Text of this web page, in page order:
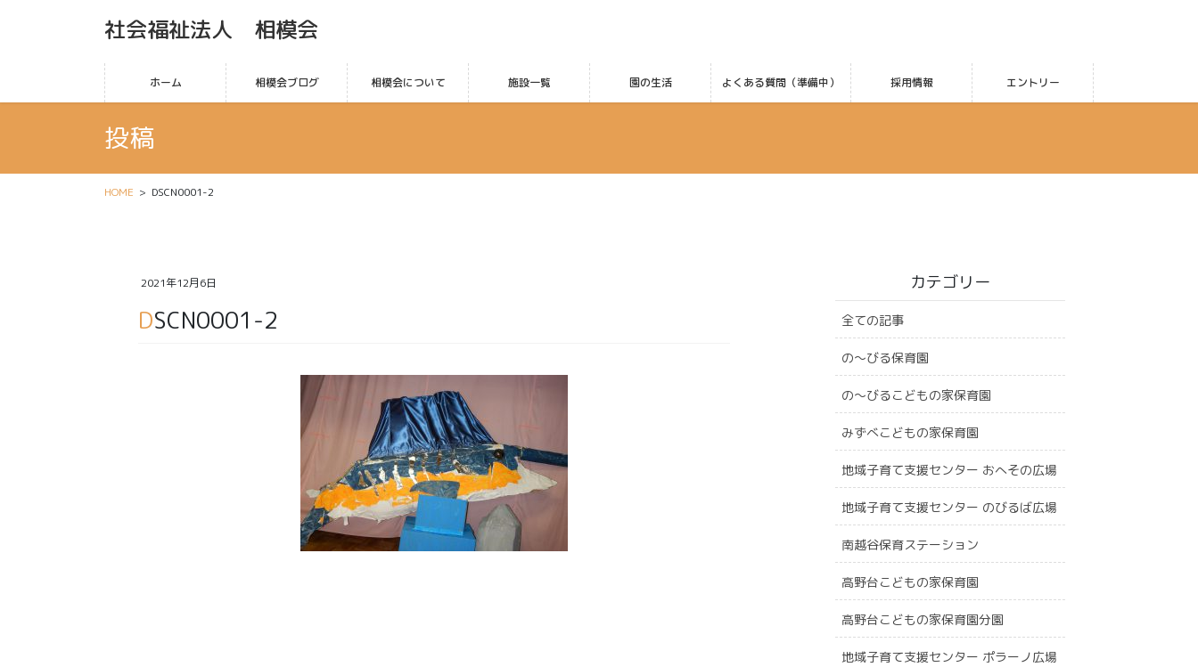
社会福祉法人 相模会
ホーム 相模会ブログ 相模会について 施設一覧 園の生活 よくある質問（準備中） 採用情報 エントリー
投稿
HOME DSCN0001-2
2021年12月6日
DSCN0001-2
カテゴリー
全ての記事
の〜びる保育園
の〜びるこどもの家保育園
みずべこどもの家保育園
地域子育て支援センター おへその広場
地域子育て支援センター のびるば広場
南越谷保育ステーション
高野台こどもの家保育園
高野台こどもの家保育園分園
地域子育て支援センター ポラーノ広場